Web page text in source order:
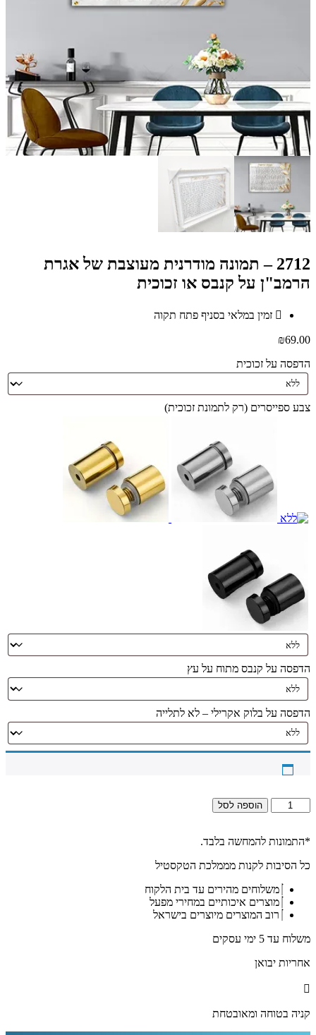
2712 – תמונה מודרנית מעוצבת של אגרת
הרמב"ן על קנבס או זכוכית
זמין במלאי בסניף פתח תקוה
₪69.00
הדפסה על זכוכית
צבע ספייסרים (רק לתמונת זכוכית)
הדפסה על קנבס מתוח על עץ
הדפסה על בלוק אקרילי – לא לתלייה
כמות
של
-
מודרנית
אגרת
הרמב"ן
קנבס
זכוכית
הוספה לסל
*התמונות להמחשה בלבד.
כל הסיבות לקנות מממלכת הטקסטיל
משלוחים מהירים עד בית הלקוח
מוצרים איכותיים במחירי מפעל
רוב המוצרים מיוצרים בישראל
משלוח עד 5 ימי עסקים
אחריות יבואן
קניה בטוחה ומאובטחת